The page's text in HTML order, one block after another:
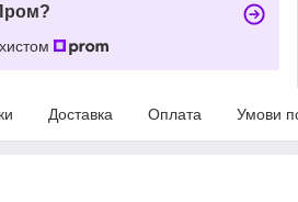
Доставка Оплата Умови